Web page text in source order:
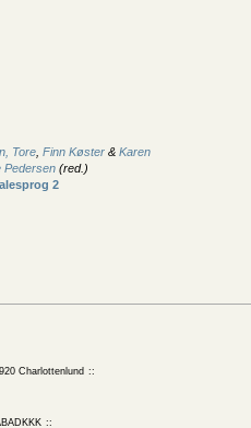
Tore Finn Køster & Karen
Pedersen (red.)
2
Charlottenlund